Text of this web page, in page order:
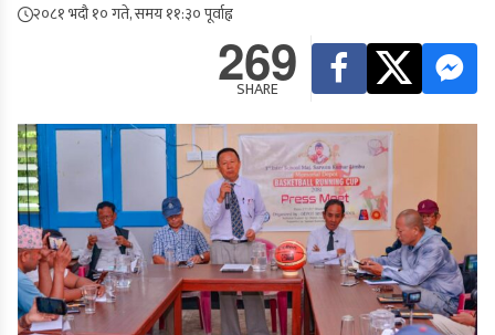
२०८१ भदौ १० गते, समय ११:३० पूर्वाह्न
269
SHARE